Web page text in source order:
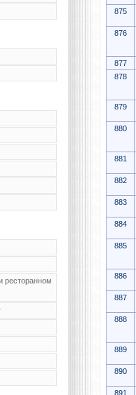
ресторанном
875
876
877
878
879
880
881
882
883
884
885
886
887
888
889
890
891